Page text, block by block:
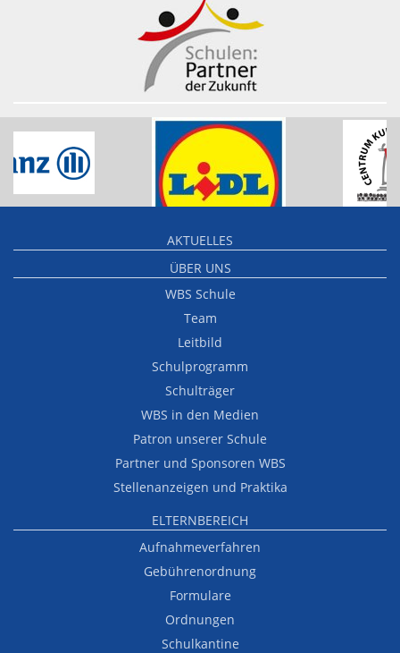
AKTUELLES
ÜBER UNS
WBS Schule
Team
Leitbild
Schulprogramm
Schulträger
WBS in den Medien
Patron unserer Schule
Partner und Sponsoren WBS
Stellenanzeigen und Praktika
ELTERNBEREICH
Aufnahmeverfahren
Gebührenordnung
Formulare
Ordnungen
Schulkantine